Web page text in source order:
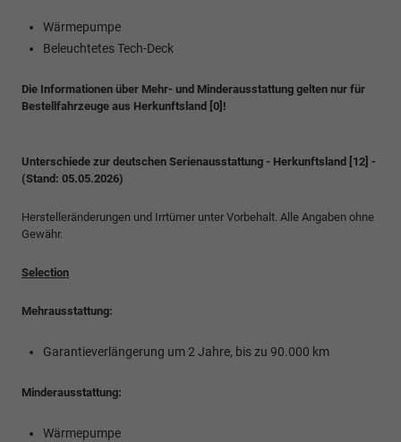
Wärmepumpe
Beleuchtetes Tech-Deck
Die Informationen über Mehr- und Minderausstattung gelten nur für
Bestellfahrzeuge aus Herkunftsland [0]!
Unterschiede zur deutschen Serienausstattung - Herkunftsland [12] -
(Stand: 05.05.2026)
Herstelleränderungen und Irrtümer unter Vorbehalt. Alle Angaben ohne
Gewähr.
Selection
Mehrausstattung:
Garantieverlängerung um 2 Jahre, bis zu 90.000 km
Minderausstattung:
Wärmepumpe